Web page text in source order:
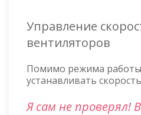
Управление
вентиляторов
Помимо режима
устанавливать
Я сам не проверял!